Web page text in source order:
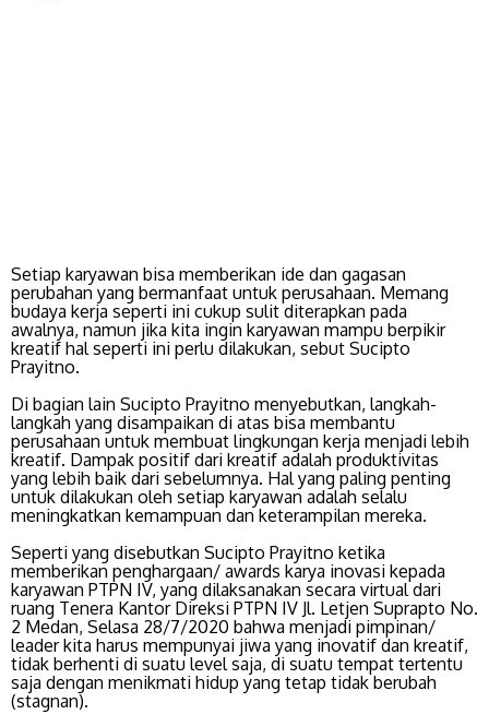
Setiap karyawan bisa memberikan ide dan gagasan
perubahan yang bermanfaat untuk perusahaan. Memang
budaya kerja seperti ini cukup sulit diterapkan pada
awalnya, namun jika kita ingin karyawan mampu berpikir
kreatif hal seperti ini perlu dilakukan, sebut Sucipto
Prayitno.
Di bagian lain Sucipto Prayitno menyebutkan, langkah-
langkah yang disampaikan di atas bisa membantu
perusahaan untuk membuat lingkungan kerja menjadi lebih
kreatif. Dampak positif dari kreatif adalah produktivitas
yang lebih baik dari sebelumnya. Hal yang paling penting
untuk dilakukan oleh setiap karyawan adalah selalu
meningkatkan kemampuan dan keterampilan mereka.
Seperti yang disebutkan Sucipto Prayitno ketika
memberikan penghargaan/ awards karya inovasi kepada
karyawan PTPN IV, yang dilaksanakan secara virtual dari
ruang Tenera Kantor Direksi PTPN IV Jl. Letjen Suprapto No.
2 Medan, Selasa 28/7/2020 bahwa menjadi pimpinan/
leader kita harus mempunyai jiwa yang inovatif dan kreatif,
tidak berhenti di suatu level saja, di suatu tempat tertentu
saja dengan menikmati hidup yang tetap tidak berubah
(stagnan).